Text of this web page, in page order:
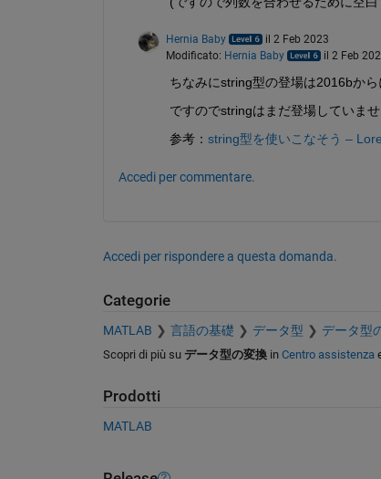
Hernia Baby
il 2 Feb 2023
Modificato: Hernia Baby il 2 Feb
ちなみにstring型の登場は2016bか
ですのでstringはまだ登場していませ
参考： string型を使いこなそう –
Accedi per commentare.
Accedi per rispondere a questa domanda.
Categorie
MATLAB 言語の基礎 データ型 データ型
Scopri di più su データ型の変換in Centro assistenza
Prodotti
MATLAB